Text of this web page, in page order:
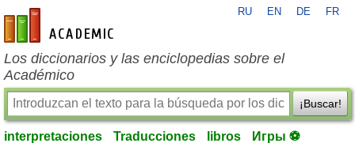
es-academic.com
RU EN DE FR
Los diccionarios y las enciclopedias sobre el
Académico
¡Buscar!
interpretaciones Traducciones libros Игры ⚽